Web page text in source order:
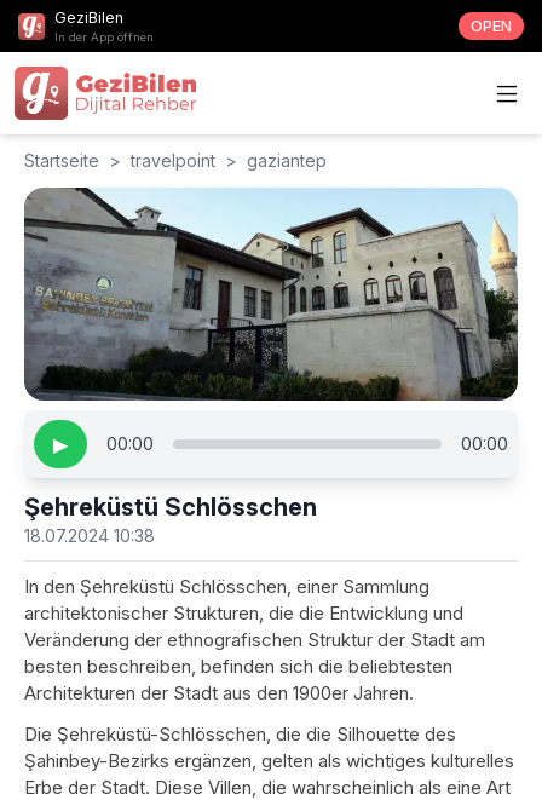
GeziBilen
In der App öffnen
OPEN
Startseite > travelpoint > gaziantep
▶ 00:00 00:00
Şehreküstü Schlösschen
18.07.2024 10:38
In den Şehreküstü Schlösschen, einer Sammlung
architektonischer Strukturen, die die Entwicklung und
Veränderung der ethnografischen Struktur der Stadt am
besten beschreiben, befinden sich die beliebtesten
Architekturen der Stadt aus den 1900er Jahren.
Die Şehreküstü-Schlösschen, die die Silhouette des
Şahinbey-Bezirks ergänzen, gelten als wichtiges kulturelles
Erbe der Stadt. Diese Villen, die wahrscheinlich als eine Art